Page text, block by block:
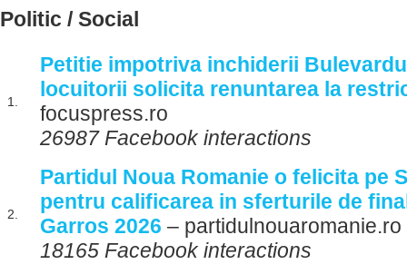
Politic / Social
1.
Petitie impotriva inchiderii
locuitorii solicita renuntarea la
focuspress.ro
26987 Facebook interactions
2.
Partidul Noua Romanie o felicita pe
pentru calificarea in sferturile de
Garros 2026 – partidulnouaromanie.ro
18165 Facebook interactions